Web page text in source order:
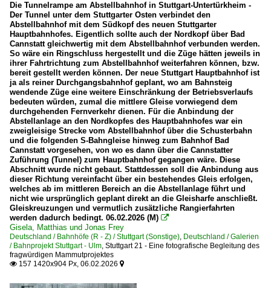
Die Tunnelrampe am Abstellbahnhof in Stuttgart-Untertürkheim -
Der Tunnel unter dem Stuttgarter Osten verbindet den
Abstellbahnhof mit dem Südkopf des neuen Stuttgarter
Hauptbahnhofes. Eigentlich sollte auch der Nordkopf über Bad
Cannstatt gleichwertig mit dem Abstellbahnhof verbunden werden.
So wäre ein Ringschluss hergestellt und die Züge hätten jeweils in
ihrer Fahrtrichtung zum Abstellbahnhof weiterfahren können, bzw.
bereit gestellt werden können. Der neue Stuttgart Hauptbahnhof ist
ja als reiner Durchgangsbahnhof geplant, wo am Bahnsteig
wendende Züge eine weitere Einschränkung der Betriebsverlaufs
bedeuten würden, zumal die mittlere Gleise vorwiegend dem
durchgehenden Fernverkehr dienen. Für die Anbindung der
Abstellanlage an den Nordkopfes des Hauptbahnhofes war ein
zweigleisige Strecke vom Abstellbahnhof über die Schusterbahn
und die folgenden S-Bahngleise hinweg zum Bahnhof Bad
Cannstatt vorgesehen, von wo es dann über die Cannstatter
Zuführung (Tunnel) zum Hauptbahnhof gegangen wäre. Diese
Abschnitt wurde nicht gebaut. Stattdessen soll die Anbindung aus
dieser Richtung vereinfacht über ein bestehendes Gleis erfolgen,
welches ab im mittleren Bereich an die Abstellanlage führt und
nicht wie ursprünglich geplant direkt an die Gleisharfe anschließt.
Gleiskreuzungen und vermutlich zusätzliche Rangierfahrten
werden dadurch bedingt. 06.02.2026 (M) 
Gisela, Matthias und Jonas Frey
Deutschland / Bahnhöfe (R - Z) / Stuttgart (Sonstige), Deutschland / Galerien
/ Bahnprojekt Stuttgart - Ulm, Stuttgart 21 - Eine fotografische Begleitung des
fragwürdigen Mammutprojektes
 157 1420x904 Px, 06.02.2026 